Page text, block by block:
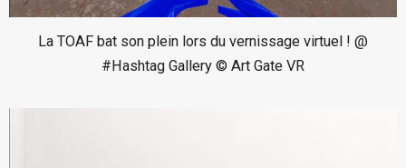
La TOAF bat son plein lors du vernissage virtuel ! @
#Hashtag Gallery © Art Gate VR